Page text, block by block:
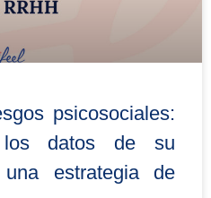
psicosociales:
los datos de su
estrategia de